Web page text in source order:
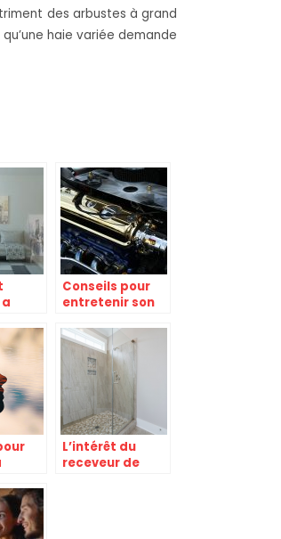
des arbustes à grand
haie variée demande
?
Conseils pour
entretenir son
maison avant
de sortir
sans
L’intérêt du
receveur de